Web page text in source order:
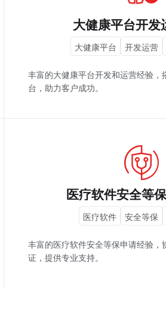
大健康平台开发
大健康平台 开发运营
丰富的大健康平台开发和运营经验，
台，助力客户成功。
医疗软件安全等
医疗软件 安全等保
丰富的医疗软件安全等保申请经验，
证，提供专业支持。